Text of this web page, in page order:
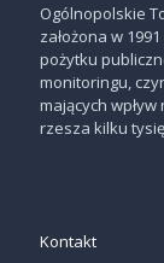
Ogólnopolskie
założona w
pożytku
monitoringu,
mających
rzesza kilku
Kontakt